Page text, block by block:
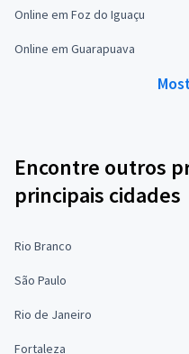
Online em Foz do Iguaçu
Online em Guarapuava
Encontre outros
principais cidades
Rio Branco
São Paulo
Rio de Janeiro
Fortaleza